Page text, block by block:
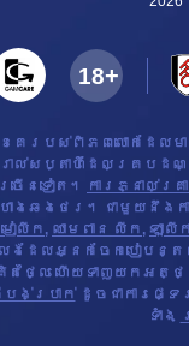
គេរបស់ពិភពលោកដែលម
ាល់សប្តាហ៍ដែលគ្របដ
ើនទៀត។
ការភ្នាល់គ្រ
ឆេងថេរ។ ជាមួយនឹងក
ៀលីក , ឈាមពាន លីក , ឡាលីក
ែងដែលអ្នកចែកបៀបន្
លៃ ហើយទាញយកអត្ថ
បង់ប្រាក់ដូចជាការផ្ទ
ទាំង